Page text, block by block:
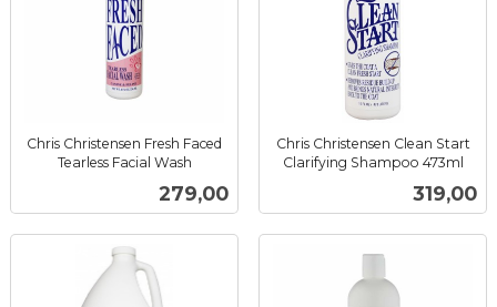
Chris Christensen Fresh Faced
Tearless Facial Wash
Pris
279,00
Chris Christensen Clean Start
Clarifying Shampoo 473ml
Pris
319,00